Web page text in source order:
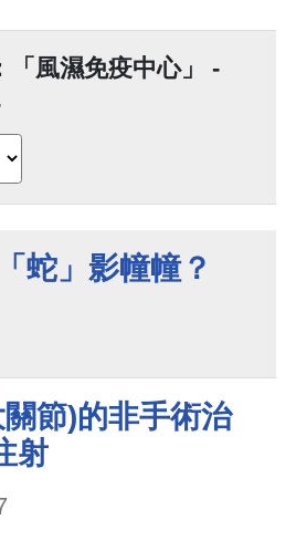
「風濕免疫中心」 -
蛇」影幢幢？
節)的非手術治
射